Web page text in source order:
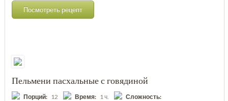
Посмотреть рецепт
Пельмени пасхальные с говядиной
Порций: 12 Время: 1 ч.
Сложность: